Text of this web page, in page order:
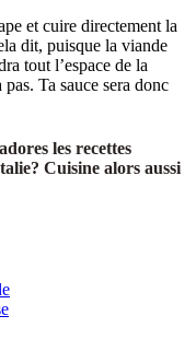
et cuire directement la
dit, puisque la viande
tout l’espace de la
Ta sauce sera donc
les recettes
Cuisine alors aussi